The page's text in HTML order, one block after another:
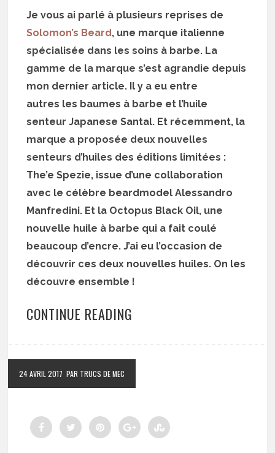
Je vous ai parlé à plusieurs reprises de
Solomon’s Beard, une marque italienne
spécialisée dans les soins à barbe. La
gamme de la marque s’est agrandie depuis
mon dernier article. Il y a eu entre
autres les baumes à barbe et l’huile
senteur Japanese Santal. Et récemment, la
marque a proposée deux nouvelles
senteurs d’huiles des éditions limitées :
The’e Spezie, issue d’une collaboration
avec le célèbre beardmodel Alessandro
Manfredini. Et la Octopus Black Oil, une
nouvelle huile à barbe qui a fait coulé
beaucoup d’encre. J’ai eu l’occasion de
découvrir ces deux nouvelles huiles. On les
découvre ensemble !
CONTINUE READING
24 AVRIL 2017 PAR TRUCS DE MEC